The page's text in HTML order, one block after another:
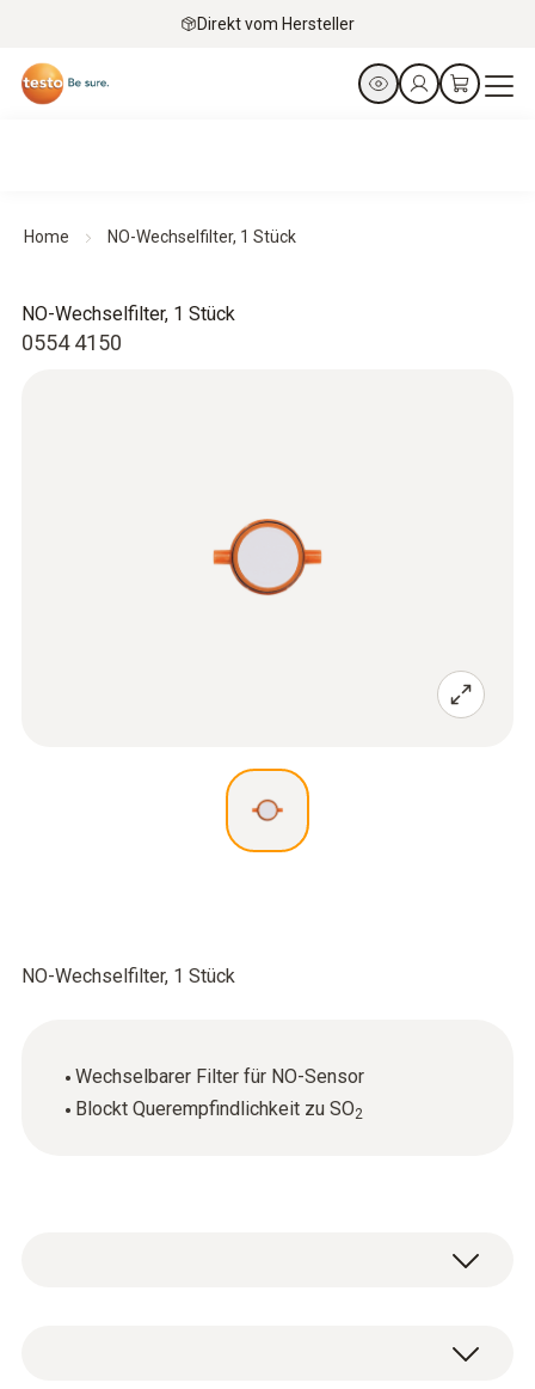
Direkt vom Hersteller
Home NO-Wechselfilter, 1 Stück
0554 4150
NO-Wechselfilter, 1 Stück
NO-Wechselfilter, 1 Stück
Wechselbarer Filter für NO-Sensor
Blockt Querempfindlichkeit zu SO2